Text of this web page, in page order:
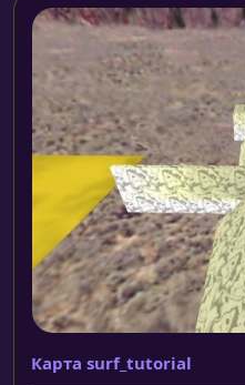
Карта surf_tutorial